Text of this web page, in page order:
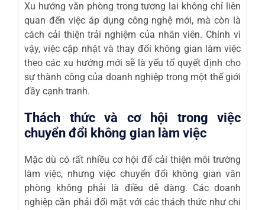
Xu hướng văn phòng trong tương lai không chỉ liên
quan đến việc áp dụng công nghệ mới, mà còn là
cách cải thiện trải nghiệm của nhân viên. Chính vì
vậy, việc cập nhật và thay đổi không gian làm việc
theo các xu hướng mới sẽ là yếu tố quyết định cho
sự thành công của doanh nghiệp trong một thế giới
đầy cạnh tranh.
Thách thức và cơ hội trong việc
chuyển đổi không gian làm việc
Mặc dù có rất nhiều cơ hội để cải thiện môi trường
làm việc, nhưng việc chuyển đổi không gian văn
phòng không phải là điều dễ dàng. Các doanh
nghiệp cần phải đối mặt với các thách thức như chi